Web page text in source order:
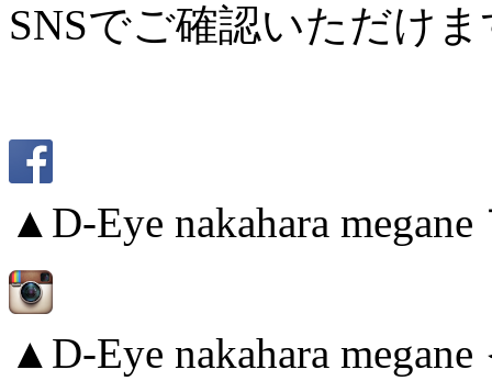
SNSでご確認いただけ
▲D-Eye nakahara
▲D-Eye nakahara